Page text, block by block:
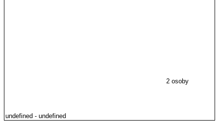
2 osoby